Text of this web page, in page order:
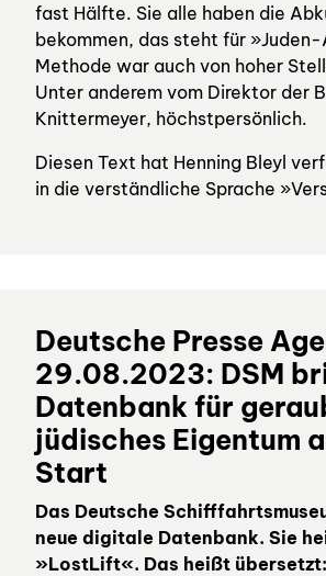
fast Hälfte. Sie alle haben die
bekommen, das steht für
Methode war auch von hoher
Unter anderem vom Direktor der
Knittermeyer, höchstpersönlich.
Diesen Text hat Henning Bleyl
in die verständliche Sprache
Deutsche Presse
29.08.2023: DSM
Datenbank für
jüdisches Eigentum
Start
Das Deutsche
neue digitale Datenbank. Sie
»LostLift«. Das heißt